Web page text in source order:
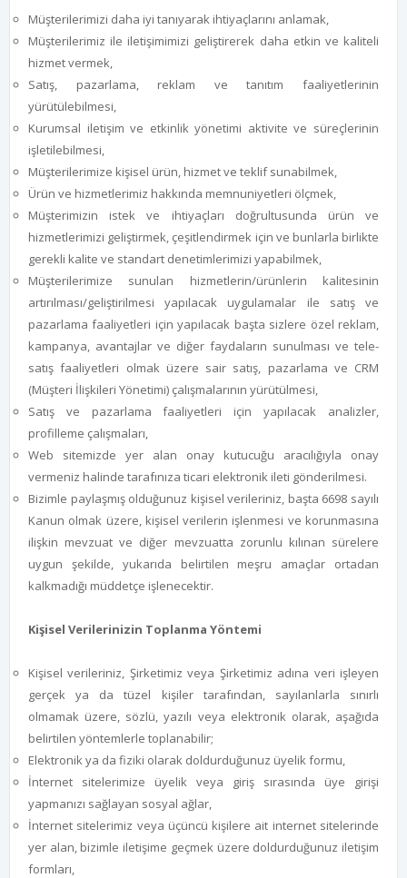
Müşterilerimizi daha iyi tanıyarak ihtiyaçlarını anlamak,
Müşterilerimiz ile iletişimimizi geliştirerek daha etkin ve kaliteli
hizmet vermek,
Satış, pazarlama, reklam ve tanıtım faaliyetlerinin
yürütülebilmesi,
Kurumsal iletişim ve etkinlik yönetimi aktivite ve süreçlerinin
işletilebilmesi,
Müşterilerimize kişisel ürün, hizmet ve teklif sunabilmek,
Ürün ve hizmetlerimiz hakkında memnuniyetleri ölçmek,
Müşterimizin istek ve ihtiyaçları doğrultusunda ürün ve
hizmetlerimizi geliştirmek, çeşitlendirmek için ve bunlarla birlikte
gerekli kalite ve standart denetimlerimizi yapabilmek,
Müşterilerimize sunulan hizmetlerin/ürünlerin kalitesinin
artırılması/geliştirilmesi yapılacak uygulamalar ile satış ve
pazarlama faaliyetleri için yapılacak başta sizlere özel reklam,
kampanya, avantajlar ve diğer faydaların sunulması ve tele-
satış faaliyetleri olmak üzere sair satış, pazarlama ve CRM
(Müşteri İlişkileri Yönetimi) çalışmalarının yürütülmesi,
Satış ve pazarlama faaliyetleri için yapılacak analizler,
profilleme çalışmaları,
Web sitemizde yer alan onay kutucuğu aracılığıyla onay
vermeniz halinde tarafınıza ticari elektronik ileti gönderilmesi.
Bizimle paylaşmış olduğunuz kişisel verileriniz, başta 6698 sayılı
Kanun olmak üzere, kişisel verilerin işlenmesi ve korunmasına
ilişkin mevzuat ve diğer mevzuatta zorunlu kılınan sürelere
uygun şekilde, yukarıda belirtilen meşru amaçlar ortadan
kalkmadığı müddetçe işlenecektir.
Kişisel Verilerinizin Toplanma Yöntemi
Kişisel verileriniz, Şirketimiz veya Şirketimiz adına veri işleyen
gerçek ya da tüzel kişiler tarafından, sayılanlarla sınırlı
olmamak üzere, sözlü, yazılı veya elektronik olarak, aşağıda
belirtilen yöntemlerle toplanabilir;
Elektronik ya da fiziki olarak doldurduğunuz üyelik formu,
İnternet sitelerimize üyelik veya giriş sırasında üye girişi
yapmanızı sağlayan sosyal ağlar,
İnternet sitelerimiz veya üçüncü kişilere ait internet sitelerinde
yer alan, bizimle iletişime geçmek üzere doldurduğunuz iletişim
formları,